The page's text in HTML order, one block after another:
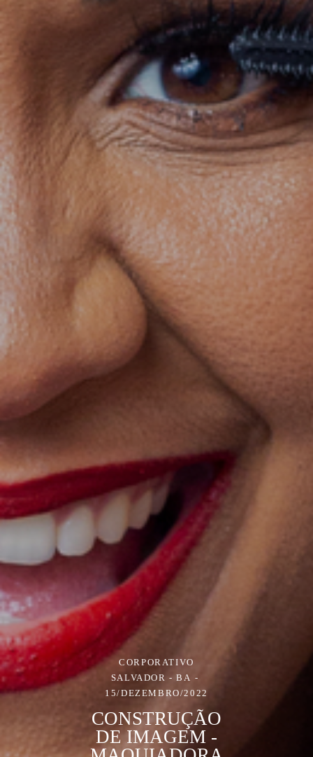
CORPORATIVO
SALVADOR - BA
15/DEZEMBRO/2022
CONSTRUÇÃO
DE IMAGEM -